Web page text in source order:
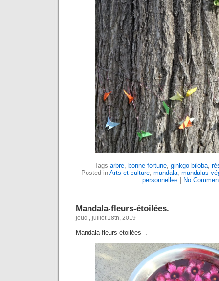
Tags:arbre, bonne fortune, ginkgo biloba,
Posted in Arts et culture, mandala, mandalas
personnelles
No
Mandala-fleurs-étoilées.
jeudi, juillet 18th, 2019
Mandala-fleurs-étoilées .